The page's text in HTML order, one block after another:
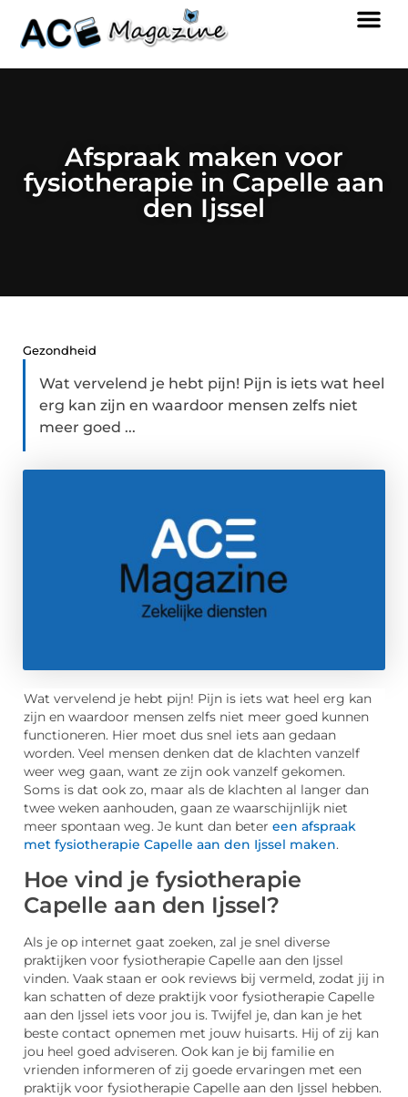
Afspraak maken voor
fysiotherapie in Capelle aan
den Ijssel
Gezondheid
Wat vervelend je hebt pijn! Pijn is iets wat heel
erg kan zijn en waardoor mensen zelfs niet
meer goed ...
Wat vervelend je hebt pijn! Pijn is iets wat heel erg kan
zijn en waardoor mensen zelfs niet meer goed kunnen
functioneren. Hier moet dus snel iets aan gedaan
worden. Veel mensen denken dat de klachten vanzelf
weer weg gaan, want ze zijn ook vanzelf gekomen.
Soms is dat ook zo, maar als de klachten al langer dan
twee weken aanhouden, gaan ze waarschijnlijk niet
meer spontaan weg. Je kunt dan beter een afspraak
met fysiotherapie Capelle aan den Ijssel maken.
Hoe vind je fysiotherapie
Capelle aan den Ijssel?
Als je op internet gaat zoeken, zal je snel diverse
praktijken voor fysiotherapie Capelle aan den Ijssel
vinden. Vaak staan er ook reviews bij vermeld, zodat jij in
kan schatten of deze praktijk voor fysiotherapie Capelle
aan den Ijssel iets voor jou is. Twijfel je, dan kan je het
beste contact opnemen met jouw huisarts. Hij of zij kan
jou heel goed adviseren. Ook kan je bij familie en
vrienden informeren of zij goede ervaringen met een
praktijk voor fysiotherapie Capelle aan den Ijssel hebben.